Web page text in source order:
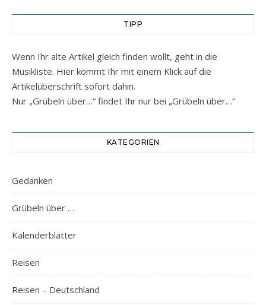
TIPP
Wenn Ihr alte Artikel gleich finden wollt, geht in die
Musikliste. Hier kommt Ihr mit einem Klick auf die
Artikelüberschrift sofort dahin.
Nur „Grübeln über…“ findet Ihr nur bei „Grübeln über…“
KATEGORIEN
Gedanken
Grübeln über …
Kalenderblätter
Reisen
Reisen – Deutschland